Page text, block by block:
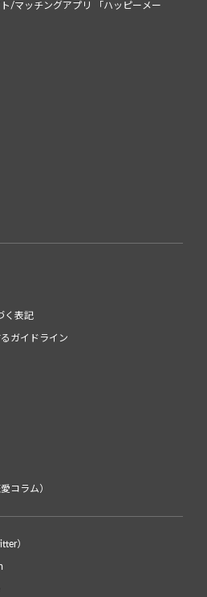
/マッチングアプリ 「ハッピーメー
く表記
ガイドライン
コラム）
）